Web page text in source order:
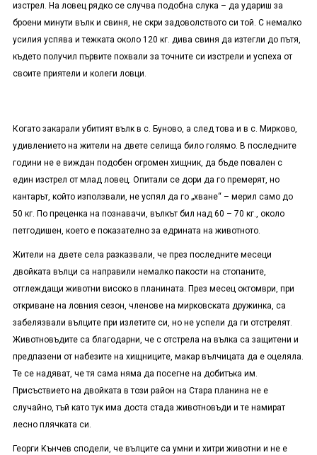
изстрел. На ловец рядко се случва подобна слука – да удариш за
броени минути вълк и свиня, не скри задоволството си той. С немалко
усилия успява и тежката около 120 кг. дива свиня да изтегли до пътя,
където получил първите похвали за точните си изстрели и успеха от
своите приятели и колеги ловци.
Когато закарали убитият вълк в с. Буново, а след това и в с. Мирково,
удивлението на жители на двете селища било голямо. В последните
години не е виждан подобен огромен хищник, да бъде повален с
един изстрел от млад ловец. Опитали се дори да го премерят, но
кантарът, който използвали, не успял да го „хване“ – мерил само до
50 кг. По преценка на познавачи, вълкът бил над 60 – 70 кг., около
петгодишен, което е показателно за едрината на животното.
Жители на двете села разказвали, че през последните месеци
двойката вълци са направили немалко пакости на стопаните,
отглеждащи животни високо в планината. През месец октомври, при
откриване на ловния сезон, членове на мирковската дружинка, са
забелязвали вълците при излетите си, но не успели да ги отстрелят.
Животновъдите са благодарни, че с отстрела на вълка са защитени и
предпазени от набезите на хищниците, макар вълчицата да е оцеляла.
Те се надяват, че тя сама няма да посегне на добитъка им.
Присъствието на двойката в този район на Стара планина не е
случайно, тъй като тук има доста стада животновъди и те намират
лесно плячката си.
Георги Кънчев сподели, че вълците са умни и хитри животни и не е